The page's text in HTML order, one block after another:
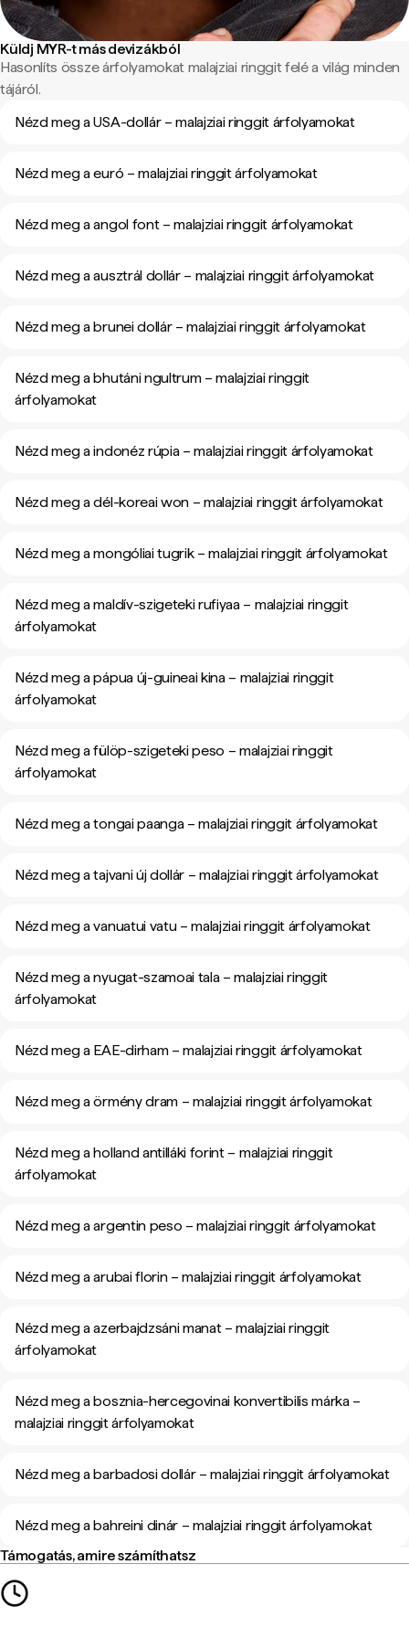
Küldj MYR-t más devizákból
Hasonlíts össze árfolyamokat malajziai ringgit felé a világ minden
tájáról.
Nézd meg a USA-dollár – malajziai ringgit árfolyamokat
Nézd meg a euró – malajziai ringgit árfolyamokat
Nézd meg a angol font – malajziai ringgit árfolyamokat
Nézd meg a ausztrál dollár – malajziai ringgit árfolyamokat
Nézd meg a brunei dollár – malajziai ringgit árfolyamokat
Nézd meg a bhutáni ngultrum – malajziai ringgit
árfolyamokat
Nézd meg a indonéz rúpia – malajziai ringgit árfolyamokat
Nézd meg a dél-koreai won – malajziai ringgit árfolyamokat
Nézd meg a mongóliai tugrik – malajziai ringgit árfolyamokat
Nézd meg a maldív-szigeteki rufiyaa – malajziai ringgit
árfolyamokat
Nézd meg a pápua új-guineai kina – malajziai ringgit
árfolyamokat
Nézd meg a fülöp-szigeteki peso – malajziai ringgit
árfolyamokat
Nézd meg a tongai paanga – malajziai ringgit árfolyamokat
Nézd meg a tajvani új dollár – malajziai ringgit árfolyamokat
Nézd meg a vanuatui vatu – malajziai ringgit árfolyamokat
Nézd meg a nyugat-szamoai tala – malajziai ringgit
árfolyamokat
Nézd meg a EAE-dirham – malajziai ringgit árfolyamokat
Nézd meg a örmény dram – malajziai ringgit árfolyamokat
Nézd meg a holland antilláki forint – malajziai ringgit
árfolyamokat
Nézd meg a argentin peso – malajziai ringgit árfolyamokat
Nézd meg a arubai florin – malajziai ringgit árfolyamokat
Nézd meg a azerbajdzsáni manat – malajziai ringgit
árfolyamokat
Nézd meg a bosznia-hercegovinai konvertibilis márka –
malajziai ringgit árfolyamokat
Nézd meg a barbadosi dollár – malajziai ringgit árfolyamokat
Nézd meg a bahreini dinár – malajziai ringgit árfolyamokat
Támogatás, amire számíthatsz